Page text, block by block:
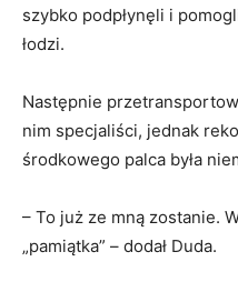
szybko podpłynęli i
łodzi.
Następnie
nim specjaliści, jednak
środkowego palca była
– To już ze mną zostanie.
„pamiątka” – dodał Duda.